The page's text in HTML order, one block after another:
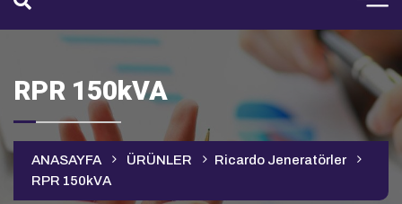
RPR 150kVA
ANASAYFA ÜRÜNLER
Ricardo Jeneratörler
RPR 150kVA